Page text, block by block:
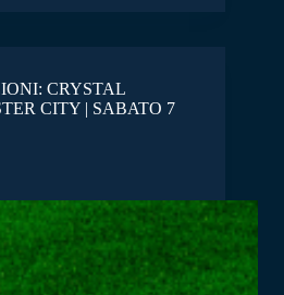
CRYSTAL
CITY | SABATO 7